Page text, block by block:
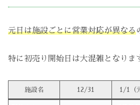
元日は施設ごとに営業対応が異なる
特に初売り開始日は大混雑となりま
施設名 12/31 1/1（